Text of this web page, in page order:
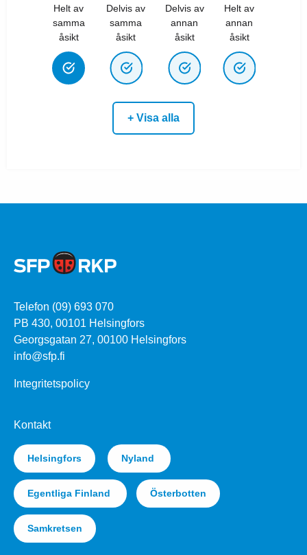
Helt av
samma
åsikt
Delvis av
samma
åsikt
Delvis av
annan
åsikt
Helt av
annan
åsikt
+ Visa alla
Telefon (09) 693 070
PB 430, 00101 Helsingfors
Georgsgatan 27, 00100 Helsingfors
info@sfp.fi
Integritetspolicy
Kontakt
Helsingfors Nyland
Egentliga Finland Österbotten
Samkretsen